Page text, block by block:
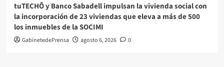
tuTECHÔ y Banco Sabadell impulsan la vivienda social con
la incorporación de 23 viviendas que eleva a más de 500
los inmuebles de la SOCIMI
GabinetedePrensa agosto 6, 2026 0